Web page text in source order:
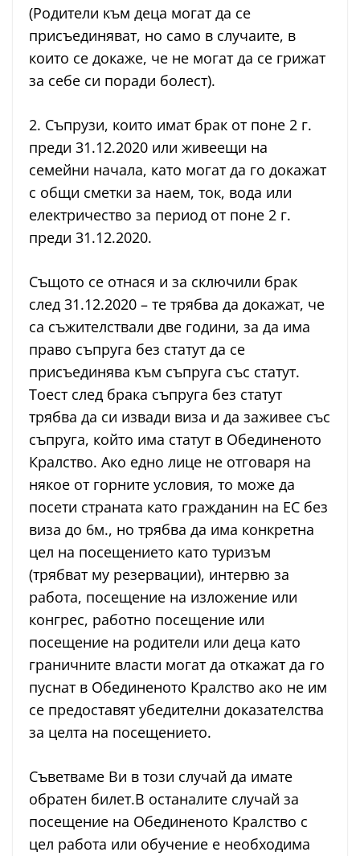
(Родители към деца могат да се
присъединяват, но само в случаите, в
които се докаже, че не могат да се грижат
за себе си поради болест).
2. Съпрузи, които имат брак от поне 2 г.
преди 31.12.2020 или живеещи на
семейни начала, като могат да го докажат
с общи сметки за наем, ток, вода или
електричество за период от поне 2 г.
преди 31.12.2020.
Същото се отнася и за сключили брак
след 31.12.2020 – те трябва да докажат, че
са съжителствали две години, за да има
право съпруга без статут да се
присъединява към съпруга със статут.
Тоест след брака съпруга без статут
трябва да си извади виза и да заживее със
съпруга, който има статут в Обединеното
Кралство. Ако едно лице не отговаря на
някое от горните условия, то може да
посети страната като гражданин на ЕС без
виза до 6м., но трябва да има конкретна
цел на посещението като туризъм
(трябват му резервации), интервю за
работа, посещение на изложение или
конгрес, работно посещение или
посещение на родители или деца като
граничните власти могат да откажат да го
пуснат в Обединеното Кралство ако не им
се предоставят убедителни доказателства
за целта на посещението.
Съветваме Ви в този случай да имате
обратен билет.В останалите случай за
посещение на Обединеното Кралство с
цел работа или обучение е необходима